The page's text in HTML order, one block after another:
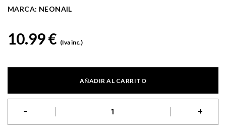
MARCA: NEONAIL
10.99€ (Iva inc.)
AÑADIR AL CARRITO
Esmalte semipermanente Neonail 7,2ml – Soft Taupe cantidad
− +